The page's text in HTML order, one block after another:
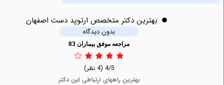
بهترين دکتر متخصص ارتوپد دست اصفهان
بدون دیدگاه
مراجعه موفق بیماران 83
بهترین راههای ارتباطی این دکتر